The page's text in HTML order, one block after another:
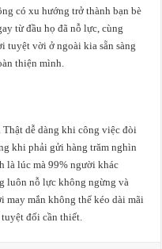
có xu hướng trở thành bạn bè
từ đầu họ đã nỗ lực, cùng
tuyệt vời ở ngoài kia sẵn sàng
thiện mình.
dễ dàng khi công việc đòi
khi phải gửi hàng trăm nghìn
là lúc mà 99% người khác
luôn nỗ lực không ngừng và
may mắn không thể kéo dài mãi
đối cần thiết.